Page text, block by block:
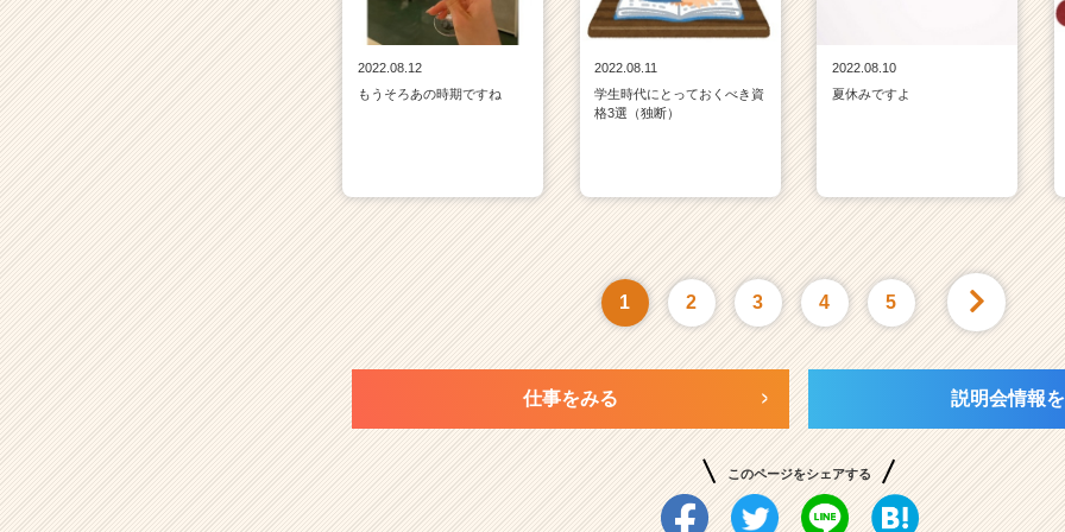
2022.08.12
もうそろあの時期ですね
2022.08.11
学生時代にとっておくべき資
格3選（独断）
2022.08.10
夏休みですよ
1 2 3 4 5
仕事をみる 説明会情報
このページをシェアする